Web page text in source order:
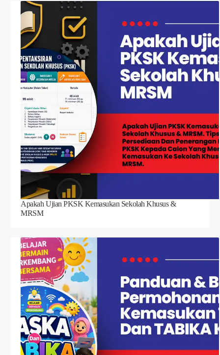
Apakah Ujian PKSK Kemasukan Sekolah Khusus &
MRSM